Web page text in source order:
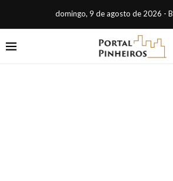
domingo, 9 de agosto de 2026 -